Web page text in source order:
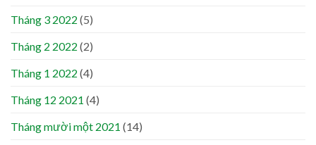
Tháng 3 2022 (5)
Tháng 2 2022 (2)
Tháng 1 2022 (4)
Tháng 12 2021 (4)
Tháng mười một 2021 (14)